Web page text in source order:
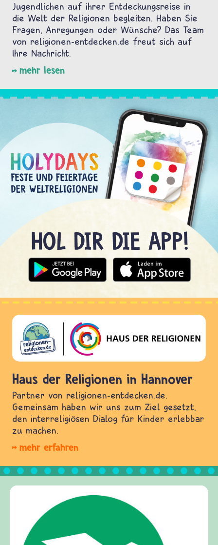
Jugendlichen auf ihrer Entdeckungsreise in
die Welt der Religionen begleiten. Haben Sie
Fragen, Anregungen oder Wünsche? Das Team
von religionen-entdecken.de freut sich auf
Ihre Nachricht.
mehr lesen
Haus der Religionen in Hannover
Partner von religionen-entdecken.de.
Gemeinsam haben wir uns zum Ziel gesetzt,
den interreligiösen Dialog für Kinder erlebbar
zu machen.
mehr erfahren